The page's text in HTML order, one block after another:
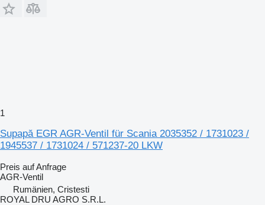
1
Supapă EGR AGR-Ventil für Scania 2035352 / 1731023 /
1945537 / 1731024 / 571237-20 LKW
Preis auf Anfrage
AGR-Ventil
Rumänien, Cristesti
ROYAL DRU AGRO S.R.L.